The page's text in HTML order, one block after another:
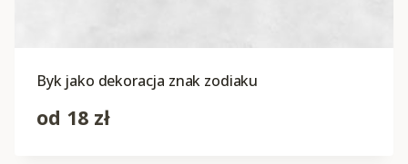
Byk jako dekoracja znak zodiaku
od 18 zł